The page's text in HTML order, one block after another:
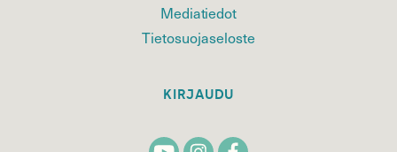
Mediatiedot
Tietosuojaseloste
KIRJAUDU